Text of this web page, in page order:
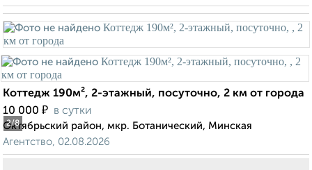
2/8
Коттедж 190м², 2-этажный, посуточно, 2 км от города
10 000 ₽ в сутки
Октябрьский район, мкр. Ботанический, Минская
Агентство, 02.08.2026